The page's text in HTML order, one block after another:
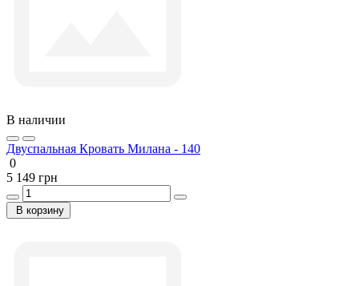
В наличии
Двуспальная Кровать Милана - 140
0
5 149 грн
В корзину